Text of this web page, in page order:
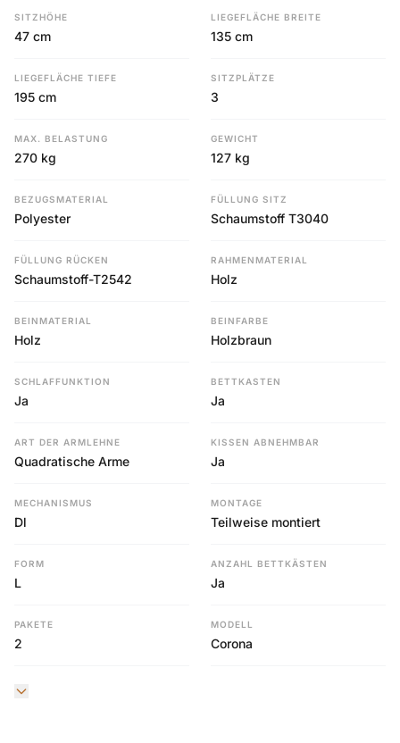
SITZHÖHE
47 cm
LIEGEFLÄCHE BREITE
135 cm
LIEGEFLÄCHE TIEFE
195 cm
SITZPLÄTZE
3
MAX. BELASTUNG
270 kg
GEWICHT
127 kg
BEZUGSMATERIAL
Polyester
FÜLLUNG SITZ
Schaumstoff T3040
FÜLLUNG RÜCKEN
Schaumstoff-T2542
RAHMENMATERIAL
Holz
BEINMATERIAL
Holz
BEINFARBE
Holzbraun
SCHLAFFUNKTION
Ja
BETTKASTEN
Ja
ART DER ARMLEHNE
Quadratische Arme
KISSEN ABNEHMBAR
Ja
MECHANISMUS
Dl
MONTAGE
Teilweise montiert
FORM
L
ANZAHL BETTKÄSTEN
Ja
PAKETE
2
MODELL
Corona